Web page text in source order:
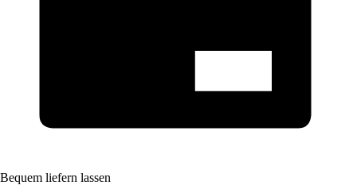
Bequem liefern lassen